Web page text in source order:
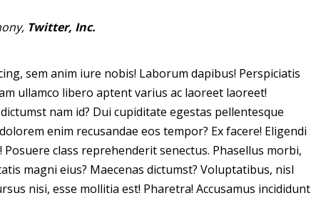
Twitter, Inc.
sem anim iure nobis! Laborum dapibus! Perspiciatis
ullamco libero aptent varius ac laoreet laoreet!
nam id? Dui cupiditate egestas pellentesque
enim recusandae eos tempor? Ex facere! Eligendi
class reprehenderit senectus. Phasellus morbi,
magni eius? Maecenas dictumst? Voluptatibus, nisl
nisi, esse mollitia est! Pharetra! Accusamus incididunt